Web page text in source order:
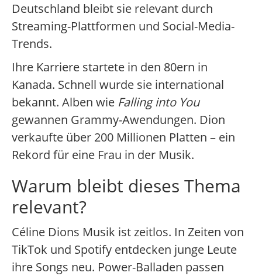
Deutschland bleibt sie relevant durch
Streaming-Plattformen und Social-Media-
Trends.
Ihre Karriere startete in den 80ern in
Kanada. Schnell wurde sie international
bekannt. Alben wie Falling into You
gewannen Grammy-Awendungen. Dion
verkaufte über 200 Millionen Platten – ein
Rekord für eine Frau in der Musik.
Warum bleibt dieses Thema
relevant?
Céline Dions Musik ist zeitlos. In Zeiten von
TikTok und Spotify entdecken junge Leute
ihre Songs neu. Power-Balladen passen